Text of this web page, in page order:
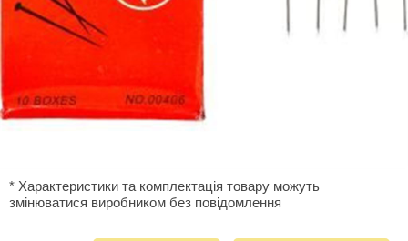
* Характеристики та комплектація товару можуть
змінюватися виробником без повідомлення